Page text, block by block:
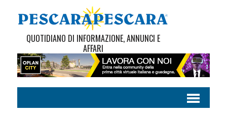
QUOTIDIANO DI INFORMAZIONE, ANNUNCI E
AFFARI